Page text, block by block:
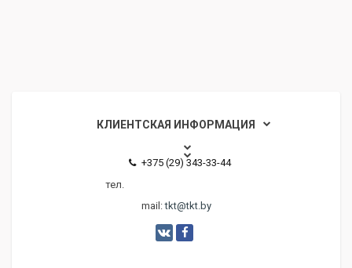
КЛИЕНТСКАЯ ИНФОРМАЦИЯ
тел.
+375 (29) 343-33-44
mail:tkt@tkt.by